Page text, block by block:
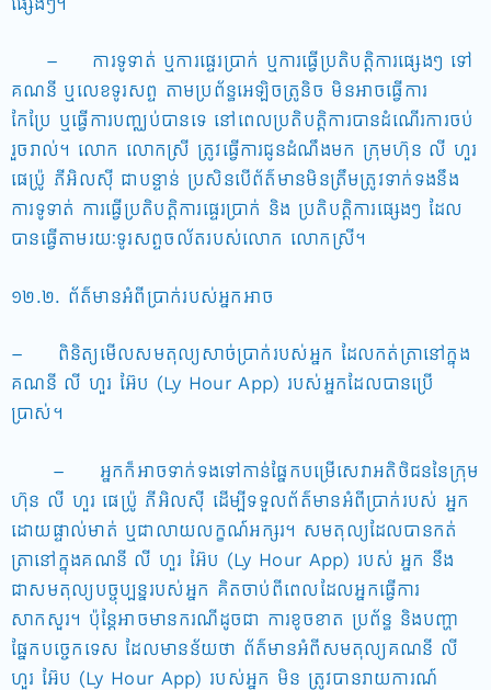
– ការទូទាត់ ឬការផ្ទេរប្រាក់ ឬការធ្វើប្រតិបត្តិការផ្សេងៗ ទៅ
គណនី ឬលេខទូរសព្ទ តាមប្រព័ន្ធអេឡិចត្រូនិច មិនអាចធ្វើការ
កែប្រែ ឬធ្វើការបញ្ឈប់បានទេ នៅពេលប្រតិបត្តិការបានដំណើរការចប់
រួចរាល់។ លោក លោកស្រី ត្រូវធ្វើការជូនដំណឹងមក ក្រុមហ៊ុន លី ហួរ
ផេប៉្រូ ភីអិលស៊ី ជាបន្ទាន់ ប្រសិនបើព័ត៌មានមិនត្រឹមត្រូវទាក់ទងនឹង
ការទូទាត់ ការធ្វើប្រតិបត្តិការផ្ទេរប្រាក់ និង ប្រតិបត្តិការផ្សេងៗ ដែល
បានធ្វើតាមរយៈទូរសព្ទចល័តរបស់លោក លោកស្រី។
១២.២. ព័ត៌មានអំពីប្រាក់របស់អ្នកអាច
– ពិនិត្យមើលសមតុល្យសាច់ប្រាក់របស់អ្នក ដែលកត់ត្រានៅក្នុង
គណនី លី ហួរ អ៊ែប (Ly Hour App) របស់អ្នកដែលបានប្រើ
ប្រាស់។
– អ្នកក៏អាចទាក់ទងទៅកាន់ផ្នែកបម្រើសេវាអតិថិជននៃក្រុម
ហ៊ុន លី ហួរ ផេប៉្រូ ភីអិលស៊ី ដើម្បីទទួលព័ត៌មានអំពីប្រាក់របស់ អ្នក
ដោយផ្ទាល់មាត់ ឬជាលាយលក្ខណ៍អក្សរ។ សមតុល្យដែលបានកត់
ត្រានៅក្នុងគណនី លី ហួរ អ៊ែប (Ly Hour App) របស់ អ្នក នឹង
ជាសមតុល្យបច្ចុប្បន្នរបស់អ្នក គិតចាប់ពីពេលដែលអ្នកធ្វើការ
សាកសួរ។ ប៉ុន្តែអាចមានករណីដូចជា ការខូចខាត ប្រព័ន្ធ និងបញ្ហា
ផ្នែកបច្ចេកទេស ដែលមានន័យថា ព័ត៌មានអំពីសមតុល្យគណនី លី
ហួរ អ៊ែប (Ly Hour App) របស់អ្នក មិន ត្រូវបានរាយការណ៍